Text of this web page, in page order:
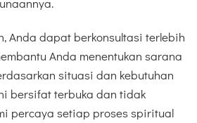
Anda dapat berkonsultasi terlebih
Anda menentukan sarana
situasi dan kebutuhan
bersifat terbuka dan tidak
percaya setiap proses spiritual